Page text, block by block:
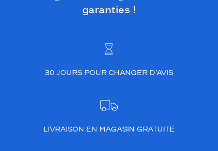
garanties !
30 JOURS POUR CHANGER D’AVIS
LIVRAISON EN MAGASIN GRATUITE